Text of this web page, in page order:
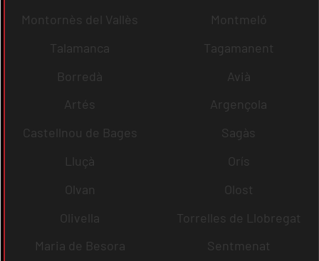
Montornès del Vallès
Montmeló
Talamanca
Tagamanent
Borredà
Avià
Artés
Argençola
Castellnou de Bages
Sagàs
Lluçà
Orís
Olvan
Olost
Olivella
Torrelles de Llobregat
Maria de Besora
Sentmenat